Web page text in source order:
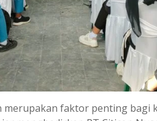
faktor penting bagi